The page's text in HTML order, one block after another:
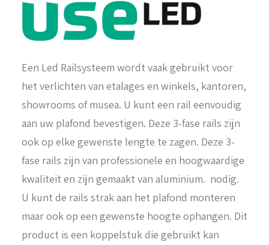
Een Led Railsysteem wordt vaak gebruikt voor
het verlichten van etalages en winkels, kantoren,
showrooms of musea. U kunt een rail eenvoudig
aan uw plafond bevestigen. Deze 3-fase rails zijn
ook op elke gewenste lengte te zagen. Deze 3-
fase rails zijn van professionele en hoogwaardige
kwaliteit en zijn gemaakt van aluminium. nodig.
U kunt de rails strak aan het plafond monteren
maar ook op een gewenste hoogte ophangen. Dit
product is een koppelstuk die gebruikt kan